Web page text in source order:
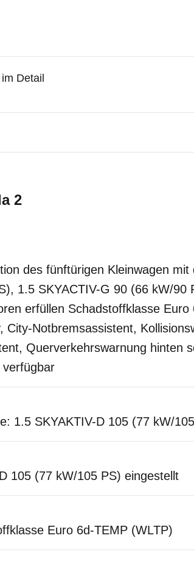
Detail
2
des fünftürigen Kleinwagen
1.5 SKYACTIV-G 90 (66 kW/90
erfüllen Schadstoffklasse Euro
City-Notbremsassistent,
Querverkehrswarnung hinten
verfügbar
1.5 SKYAKTIV-D 105 (77 kW/
105 (77 kW/105 PS) eingestellt
Euro 6d-TEMP (WLTP)